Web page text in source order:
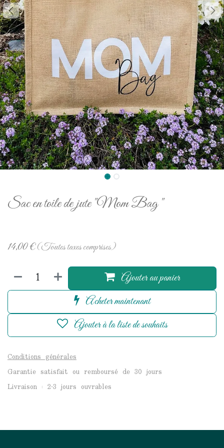
Sac en toile de jute "Mom Bag "
14,00€(Toutes taxes comprises)
Ajouter au panier
Acheter maintenant
Ajouter à la liste de souhaits
Conditions générales
Garantie satisfait ou remboursé de 30 jours
Livraison : 2-3 jours ouvrables